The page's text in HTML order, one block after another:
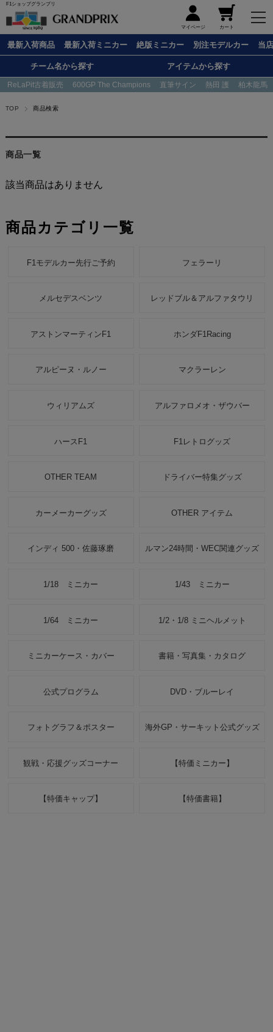
F1ショップグランプリ
マイページ カート
最新入荷商品 最新入荷ミニカー 絶版ミニカー 別注モデルカー 当
チーム名から探す アイテムから探す
ReLaPit古着販売 600GP The Champions 直筆サイン 熱田 護 柏木龍馬
TOP 商品検索
商品一覧
該当商品はありません
商品カテゴリ一覧
F1モデルカー先行ご予約 フェラーリ
メルセデスベンツ レッドブル＆アルファタウリ
アストンマーティンF1 ホンダF1Racing
アルピーヌ・ルノー マクラーレン
ウィリアムズ アルファロメオ・ザウバー
ハースF1 F1レトログッズ
OTHER TEAM ドライバー特集グッズ
カーメーカーグッズ OTHER アイテム
インディ 500・佐藤琢磨 ルマン24時間・WEC関連グッズ
1/18 ミニカー 1/43 ミニカー
1/64 ミニカー 1/2・1/8 ミニヘルメット
ミニカーケース・カバー 書籍・写真集・カタログ
公式プログラム DVD・ブルーレイ
フォトグラフ＆ポスター 海外GP・サーキット公式グッズ
観戦・応援グッズコーナー 【特価ミニカー】
【特価キャップ】 【特価書籍】